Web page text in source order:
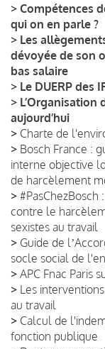
> Compétences
qui on en parle ?
> Les
dévoyée de son
bas salaire
> Le DUERP des
> L’Organisation
aujourd’hui
> Charte de
> Bosch France :
interne objective
de harcèlement
>
contre le
sexistes au travail
> Guide de
socle social de
> APC Fnac Paris
> Les
au travail
> Calcul de
fonction publique